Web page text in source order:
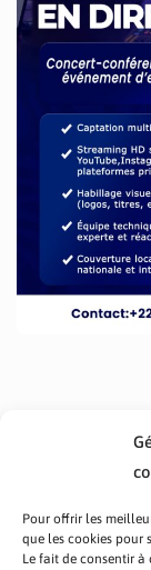
Pour offrir les
que les cookies pour
Le fait de consentir à